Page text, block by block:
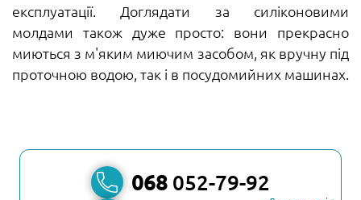
експлуатації. Доглядати за силіконовими
молдами також дуже просто: вони прекрасно
миються з м'яким миючим засобом, як вручну під
проточною водою, так і в посудомийних машинах.
068 052-79-92